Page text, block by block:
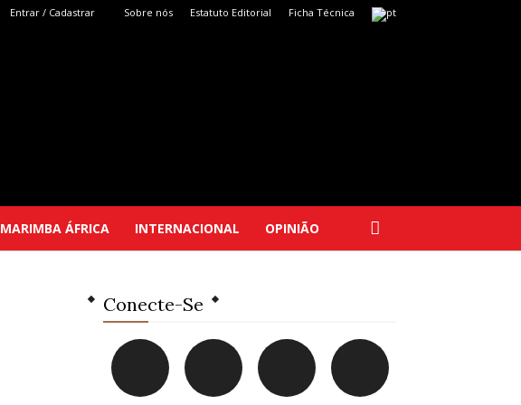
Entrar / Cadastrar Sobre nós Estatuto Editorial Ficha Técnica
MARIMBA ÁFRICA INTERNACIONAL OPINIÃO
Conecte-Se